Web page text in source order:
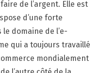
de l’argent. Elle est
d’une forte
domaine de l’e-
qui a toujours travaillé
mondialement